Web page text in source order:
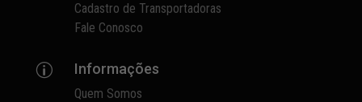
Cadastro de Transportadoras
Fale Conosco
p Informações
Quem Somos